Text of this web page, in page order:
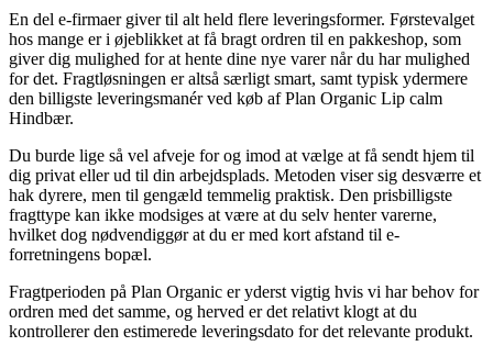
En del e-firmaer giver til alt held flere leveringsformer. Førstevalget
hos mange er i øjeblikket at få bragt ordren til en pakkeshop, som
giver dig mulighed for at hente dine nye varer når du har mulighed
for det. Fragtløsningen er altså særligt smart, samt typisk ydermere
den billigste leveringsmanér ved køb af Plan Organic Lip calm
Hindbær.
Du burde lige så vel afveje for og imod at vælge at få sendt hjem til
dig privat eller ud til din arbejdsplads. Metoden viser sig desværre et
hak dyrere, men til gengæld temmelig praktisk. Den prisbilligste
fragttype kan ikke modsiges at være at du selv henter varerne,
hvilket dog nødvendiggør at du er med kort afstand til e-
forretningens bopæl.
Fragtperioden på Plan Organic er yderst vigtig hvis vi har behov for
ordren med det samme, og herved er det relativt klogt at du
kontrollerer den estimerede leveringsdato for det relevante produkt.